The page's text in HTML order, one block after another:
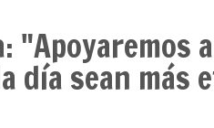
"Apoyaremos
día sean más